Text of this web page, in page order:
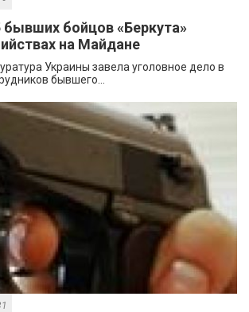
бывших бойцов «Беркута»
на Майдане
Украины завела уголовное дело в
бывшего...